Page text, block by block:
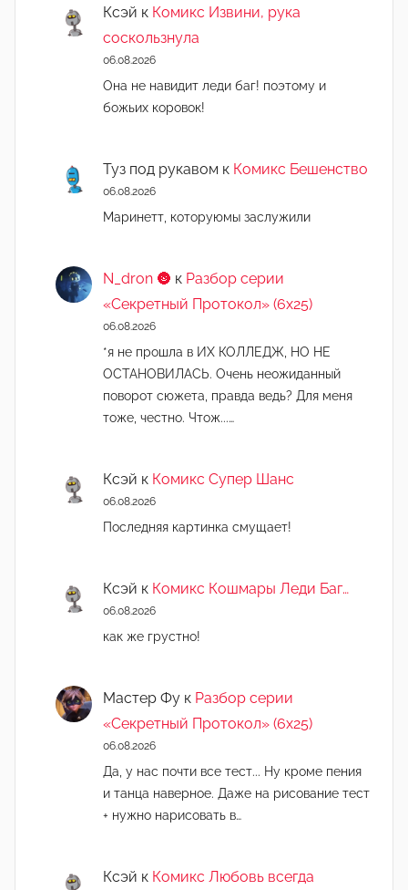
Ксэй к Комикс Извини, рука
соскользнула
06.08.2026
Она не навидит леди баг! поэтому и
божьих коровок!
Туз под рукавом к Комикс Бешенство
06.08.2026
Маринетт, которуюмы заслужили
N_dron 🌚 к Разбор серии
«Секретный Протокол» (6х25)
06.08.2026
*я не прошла в ИХ КОЛЛЕДЖ, НО НЕ
ОСТАНОВИЛАСЬ. Очень неожиданный
поворот сюжета, правда ведь? Для меня
тоже, честно. Чтож...…
Ксэй к Комикс Супер Шанс
06.08.2026
Последняя картинка смущает!
Ксэй к Комикс Кошмары Леди Баг…
06.08.2026
как же грустно!
Мастер Фу к Разбор серии
«Секретный Протокол» (6х25)
06.08.2026
Да, у нас почти все тест... Ну кроме пения
и танца наверное. Даже на рисование тест
+ нужно нарисовать в…
Ксэй к Комикс Любовь всегда